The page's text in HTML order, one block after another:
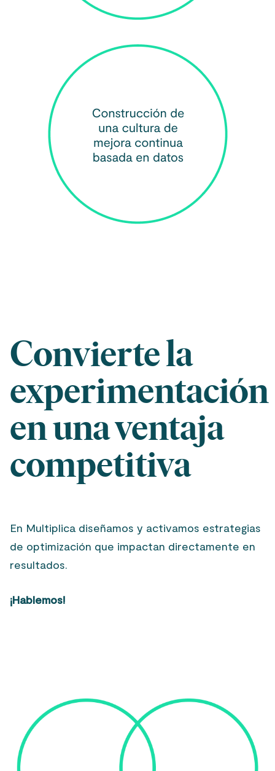
Convierte la
experimentación
en una ventaja
competitiva
En Multiplica diseñamos y activamos estrategias
de optimización que impactan directamente en
resultados.
¡Hablemos!